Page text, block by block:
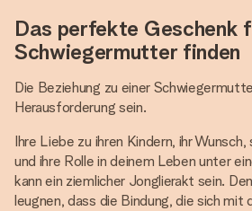
Das perfekte Geschenk
Schwiegermutter finden
Die Beziehung zu einer
Herausforderung sein.
Ihre Liebe zu ihren Kindern, ihr Wunsch,
und ihre Rolle in deinem Leben unter
kann ein ziemlicher Jonglierakt sein.
leugnen, dass die Bindung, die sich